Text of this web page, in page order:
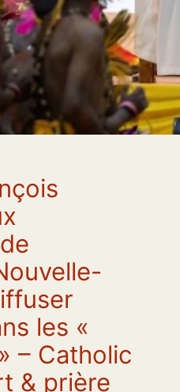
les «
– Catholic
& prière